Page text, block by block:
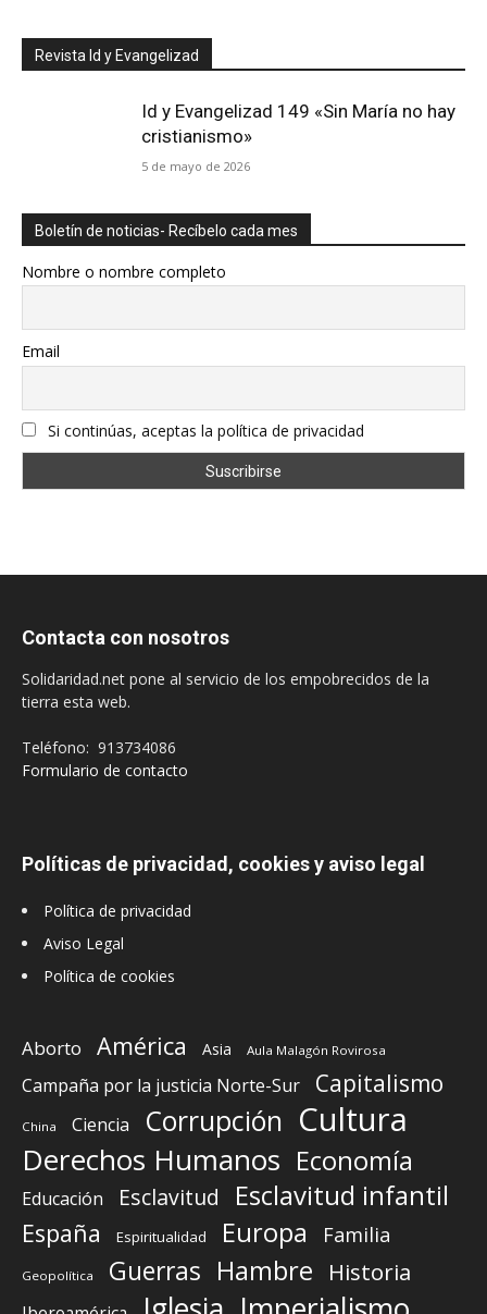
Revista Id y Evangelizad
Id y Evangelizad 149 «Sin María no hay
cristianismo»
5 de mayo de 2026
Boletín de noticias- Recíbelo cada mes
Nombre o nombre completo
Email
Si continúas, aceptas la política de privacidad
Contacta con nosotros
Solidaridad.net pone al servicio de los empobrecidos de la
tierra esta web.
Teléfono: 913734086
Formulario de contacto
Políticas de privacidad, cookies y aviso legal
Política de privacidad
Aviso Legal
Política de cookies
Aborto América Asia Aula Malagón Rovirosa
Campaña por la justicia Norte-Sur Capitalismo
China Ciencia Corrupción Cultura
Derechos Humanos Economía
Educación Esclavitud Esclavitud infantil
España Espiritualidad Europa Familia
Geopolítica Guerras Hambre Historia